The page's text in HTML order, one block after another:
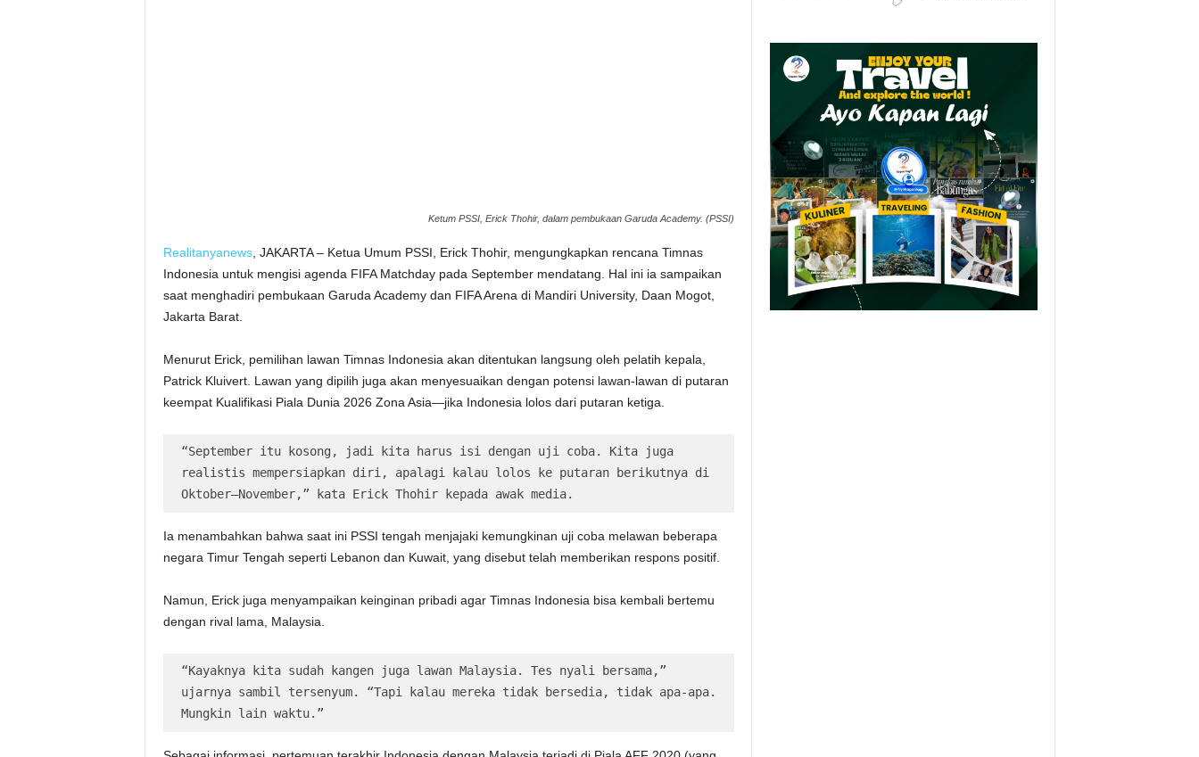
Ketum PSSI, Erick Thohir, dalam pembukaan Garuda Academy. (PSSI)
Realitanyanews, JAKARTA – Ketua Umum PSSI, Erick Thohir, mengungkapkan rencana Timnas
Indonesia untuk mengisi agenda FIFA Matchday pada September mendatang. Hal ini ia sampaikan
saat menghadiri pembukaan Garuda Academy dan FIFA Arena di Mandiri University, Daan Mogot,
Jakarta Barat.
Menurut Erick, pemilihan lawan Timnas Indonesia akan ditentukan langsung oleh pelatih kepala,
Patrick Kluivert. Lawan yang dipilih juga akan menyesuaikan dengan potensi lawan-lawan di putaran
keempat Kualifikasi Piala Dunia 2026 Zona Asia—jika Indonesia lolos dari putaran ketiga.
“September itu kosong, jadi kita harus isi dengan uji coba. Kita juga
realistis mempersiapkan diri, apalagi kalau lolos ke putaran berikutnya di
Oktober–November,” kata Erick Thohir kepada awak media.
Ia menambahkan bahwa saat ini PSSI tengah menjajaki kemungkinan uji coba melawan beberapa
negara Timur Tengah seperti Lebanon dan Kuwait, yang disebut telah memberikan respons positif.
Namun, Erick juga menyampaikan keinginan pribadi agar Timnas Indonesia bisa kembali bertemu
dengan rival lama, Malaysia.
“Kayaknya kita sudah kangen juga lawan Malaysia. Tes nyali bersama,”
ujarnya sambil tersenyum. “Tapi kalau mereka tidak bersedia, tidak apa-apa.
Mungkin lain waktu.”